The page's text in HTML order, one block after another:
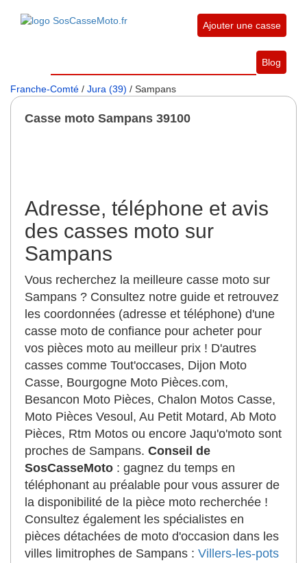
Ajouter une casse
Blog
Franche-Comté / Jura (39) / Sampans
Casse moto Sampans 39100
Adresse, téléphone et avis
des casses moto sur
Sampans
Vous recherchez la meilleure casse moto sur
Sampans ? Consultez notre guide et retrouvez
les coordonnées (adresse et téléphone) d'une
casse moto de confiance pour acheter pour
vos pièces moto au meilleur prix ! D'autres
casses comme Tout'occases, Dijon Moto
Casse, Bourgogne Moto Pièces.com,
Besancon Moto Pièces, Chalon Motos Casse,
Moto Pièces Vesoul, Au Petit Motard, Ab Moto
Pièces, Rtm Motos ou encore Jaqu'o'moto sont
proches de Sampans. Conseil de
SosCasseMoto : gagnez du temps en
téléphonant au préalable pour vous assurer de
la disponibilité de la pièce moto recherchée !
Consultez également les spécialistes en
pièces détachées de moto d'occasion dans les
villes limitrophes de Sampans : Villers-les-pots